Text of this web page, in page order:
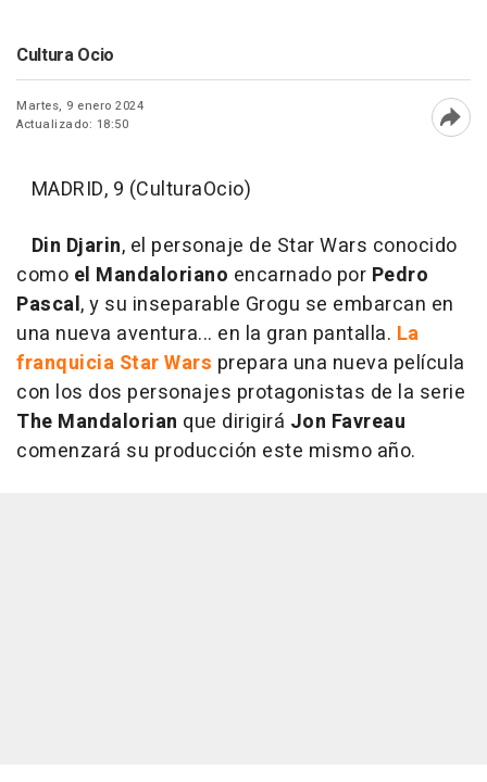
Cultura Ocio
Martes, 9 enero 2024
Actualizado: 18:50
MADRID, 9 (CulturaOcio)
Din Djarin, el personaje de Star Wars conocido
como el Mandaloriano encarnado por Pedro
Pascal, y su inseparable Grogu se embarcan en
una nueva aventura... en la gran pantalla. La
franquicia Star Wars prepara una nueva película
con los dos personajes protagonistas de la serie
The Mandalorian que dirigirá Jon Favreau
comenzará su producción este mismo año.